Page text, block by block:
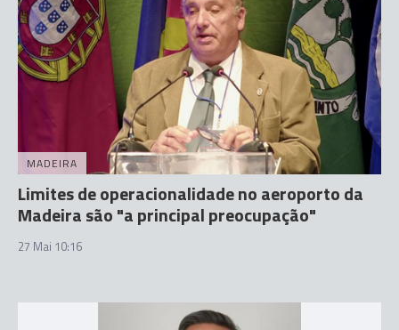
MADEIRA
Limites de operacionalidade no aeroporto da
Madeira são "a principal preocupação"
27 Mai 10:16